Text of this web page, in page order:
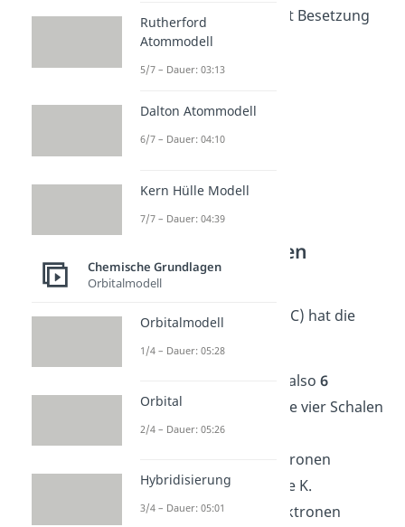
ihre Schritt für Schritt Besetzung
mit Elektronen an:
Valenzelektronen
Beispiele
Kohlenstoff
(Symbol C) hat die
Ordnungszahl 6.
Wir müssen jetzt also 6
Elektronen
auf die vier Schalen
verteilen.
Die ersten 2 Elektronen
wandern in Schale K.
Die übrigen 4 Elektronen
Rutherford
Atommodell
5/7 – Dauer: 03:13
Dalton Atommodell
6/7 – Dauer: 04:10
Kern Hülle Modell
7/7 – Dauer: 04:39
Chemische Grundlagen
Orbitalmodell
Orbitalmodell
1/4 – Dauer: 05:28
Orbital
2/4 – Dauer: 05:26
Hybridisierung
3/4 – Dauer: 05:01